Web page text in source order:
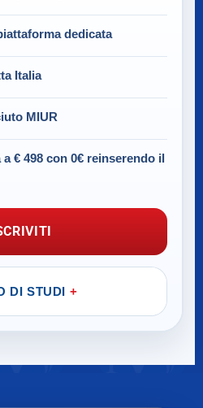
dedicata
Italia
MIUR
€ 498 con 0€ reinserendo il
DI STUDI